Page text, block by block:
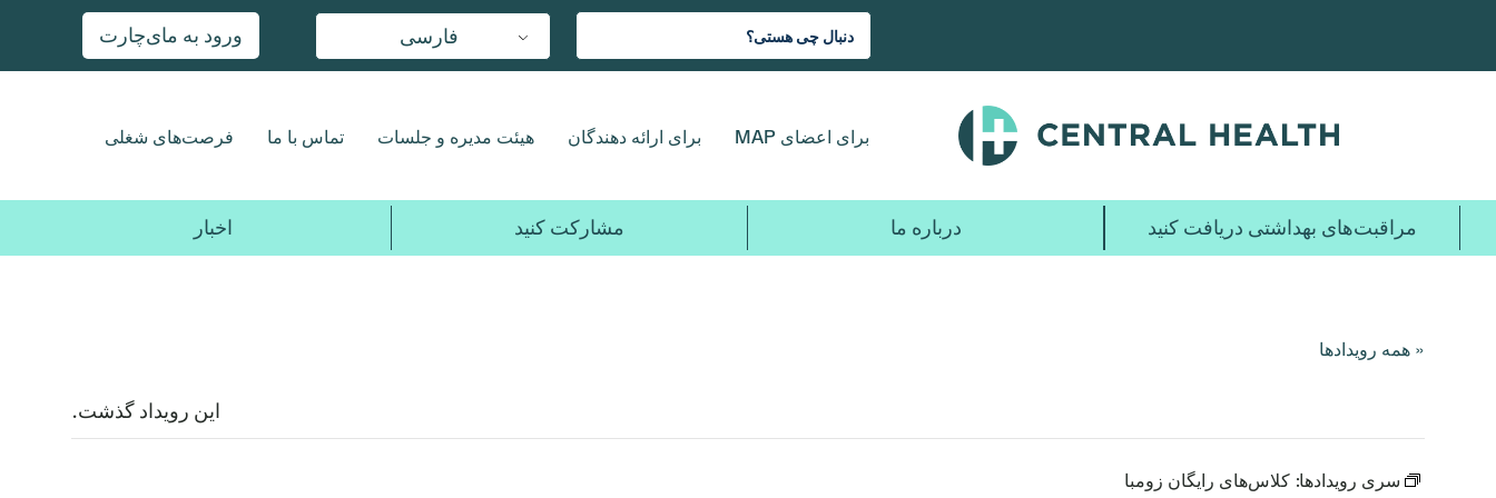
محتوای
فارسی ورود به مای‌چارت
برای اعضای MAP برای ارائه دهندگان هیئت مدیره و جلسات تماس با ما فرصت‌های شغلی
مراقبت‌های بهداشتی دریافت کنید درباره ما مشارکت کنید اخبار
« همه رویدادها
این رویداد گذشت.
سری رویدادها: کلاس‌های رایگان زومبا